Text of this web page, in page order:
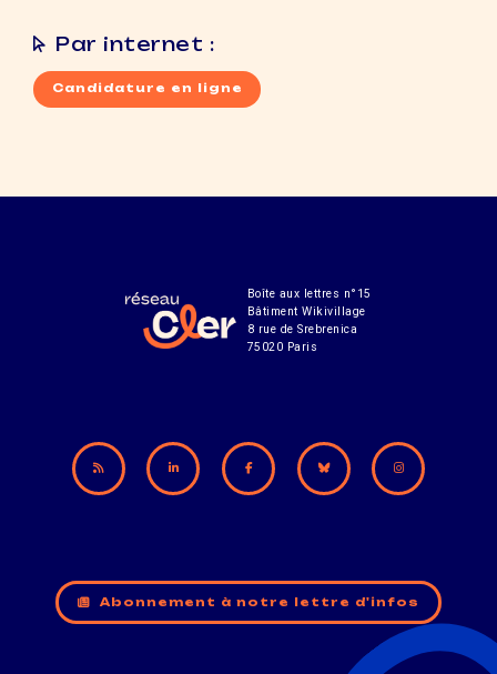
Par internet :
Candidature en ligne
Boîte aux lettres n°15
Bâtiment Wikivillage
8 rue de Srebrenica
75020 Paris
Abonnement à notre lettre d'infos